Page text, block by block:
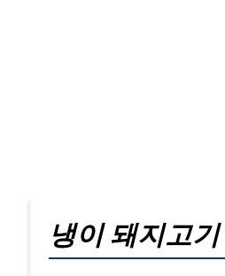
냉이 돼지고